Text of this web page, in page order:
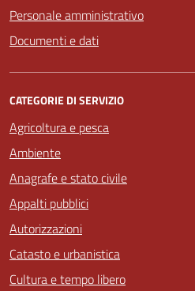
Personale amministrativo
Documenti e dati
CATEGORIE DI SERVIZIO
Agricoltura e pesca
Ambiente
Anagrafe e stato civile
Appalti pubblici
Autorizzazioni
Catasto e urbanistica
Cultura e tempo libero